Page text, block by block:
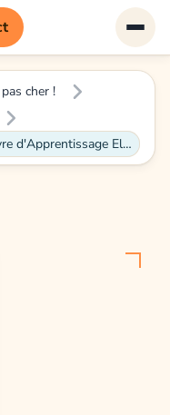
cher !
Jeu éducatif et électronique J.J Livre d'Apprentissage Electronique